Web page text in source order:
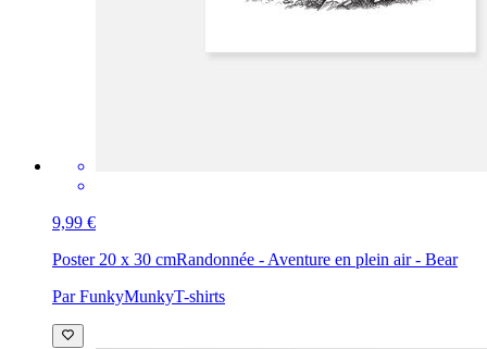
9,99 €
Poster 20 x 30 cmRandonnée - Aventure en plein air - Bear
Par FunkyMunkyT-shirts